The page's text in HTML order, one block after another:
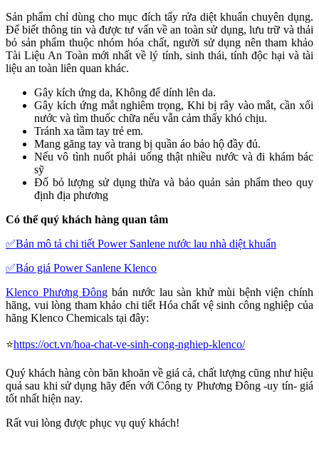
Sản phẩm chỉ dùng cho mục đích tẩy rửa diệt khuẩn chuyên dụng.
Để biết thông tin và được tư vấn về an toàn sử dụng, lưu trữ và thải
bỏ sản phẩm thuộc nhóm hóa chất, người sử dụng nên tham khảo
Tài Liệu An Toàn mới nhất về lý tính, sinh thái, tính độc hại và tài
liệu an toàn liên quan khác.
Gây kích ứng da, Không để dính lên da.
Gây kích ứng mắt nghiêm trọng, Khi bị rây vào mắt, cần xối
nước và tìm thuốc chữa nếu vẫn cảm thấy khó chịu.
Tránh xa tầm tay trẻ em.
Mang găng tay và trang bị quần áo bảo hộ đầy đủ.
Nếu vô tình nuốt phải uống thật nhiều nước và đi khám bác
sỹ
Đổ bỏ lượng sử dụng thừa và bảo quản sản phẩm theo quy
định địa phương
Có thể quý khách hàng quan tâm
✅Bản mô tả chi tiết Power Sanlene nước lau nhà diệt khuẩn
✅Báo giá Power Sanlene Klenco
Klenco Phương Đông bán nước lau sàn khử mùi bệnh viện chính
hãng, vui lòng tham khảo chi tiết Hóa chất vệ sinh công nghiệp của
hãng Klenco Chemicals tại đây:
⭐️https://oct.vn/hoa-chat-ve-sinh-cong-nghiep-klenco/
Quý khách hàng còn băn khoăn về giá cả, chất lượng cũng như hiệu
quả sau khi sử dụng hãy đến với Công ty Phương Đông -uy tín- giá
tốt nhất hiện nay.
Rất vui lòng được phục vụ quý khách!